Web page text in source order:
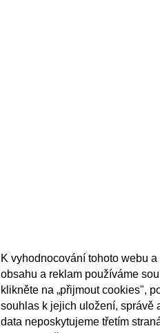
K vyhodnocování tohoto webu
obsahu a reklam používáme
klikněte na „přijmout cookies",
souhlas k jejich uložení, správě
data neposkytujeme třetím